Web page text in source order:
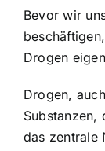
Bevor wir
Drogen
Drogen,
Substanzen,
das zentrale